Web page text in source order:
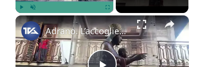
Play Fullscreen ×
Adrano. L’accoglienza della Madonna del Tindari nella chiesa di Santa Maria degli Angeli